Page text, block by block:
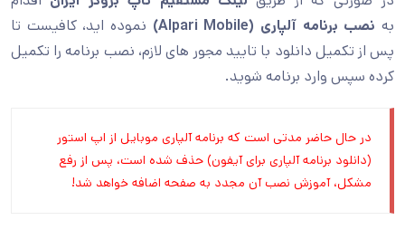
به نصب برنامه آلپاری (Alpari Mobile)
نموده اید، کافیست تا
پس از تکمیل دانلود با تایید مجور های لازم، نصب برنامه را تکمیل
کرده سپس وارد برنامه شوید.
در حال حاضر مدتی است که برنامه آلپاری موبایل از اپ استور
(دانلود برنامه آلپاری برای آیفون) حذف شده است، پس از رفع
مشکل، آموزش نصب آن مجدد به صفحه اضافه خواهد شد!